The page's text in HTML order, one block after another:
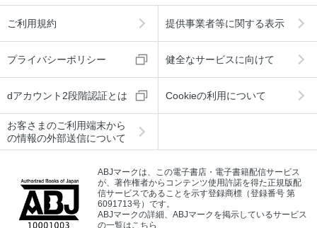
ご利用規約 提供事業者等に関する表示
プライバシーポリシー 健全なサービスに向けて
dアカウント2段階認証とは Cookieの利用について
お客さまのご利用端末から
の情報の外部送信について
ABJマークは、この電子書店・電子書籍配信サービス
が、著作権者からコンテンツ使用許諾を得た正規版配
信サービスであることを示す登録商標（登録番号 第
6091713号）です。
ABJマークの詳細、ABJマークを掲示しているサービス
の一覧はこちら